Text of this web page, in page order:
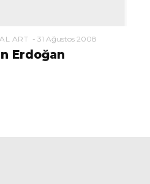
ART 31 Ağustos 2008
Erdoğan